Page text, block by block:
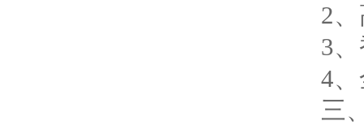
2
3
4
三